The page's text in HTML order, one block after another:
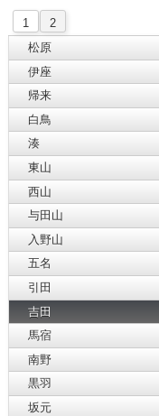
1
2
松原
伊座
帰来
白鳥
湊
東山
西山
与田山
入野山
五名
引田
吉田
馬宿
南野
黒羽
坂元